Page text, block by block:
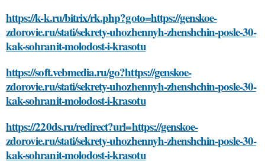
https://k-k.ru/bitrix/rk.php?goto=https://genskoe-
zdorovie.ru/stati/sekrety-uhozhennyh-zhenshchin-posle-30-
kak-sohranit-molodost-i-krasotu
https://soft.vebmedia.ru/go?https://genskoe-
zdorovie.ru/stati/sekrety-uhozhennyh-zhenshchin-posle-30-
kak-sohranit-molodost-i-krasotu
https://220ds.ru/redirect?url=https://genskoe-
zdorovie.ru/stati/sekrety-uhozhennyh-zhenshchin-posle-30-
kak-sohranit-molodost-i-krasotu